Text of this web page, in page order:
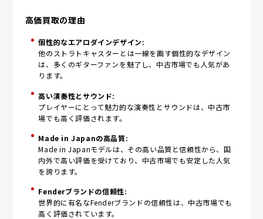
高価買取の理由
個性的なエアロダインデザイン:
他のストラトキャスターとは一線を画す個性的なデザイン
は、多くのギターファンを魅了し、中古市場でも人気があ
ります。
高い演奏性とサウンド:
プレイヤーにとって魅力的な演奏性とサウンドは、中古市
場でも高く評価されます。
Made in Japanの高品質:
Made in Japanモデルは、その高い品質と信頼性から、国
内外で高い評価を受けており、中古市場でも安定した人気
を誇ります。
Fenderブランドの信頼性:
世界的に有名なFenderブランドの信頼性は、中古市場でも
高く評価されています。